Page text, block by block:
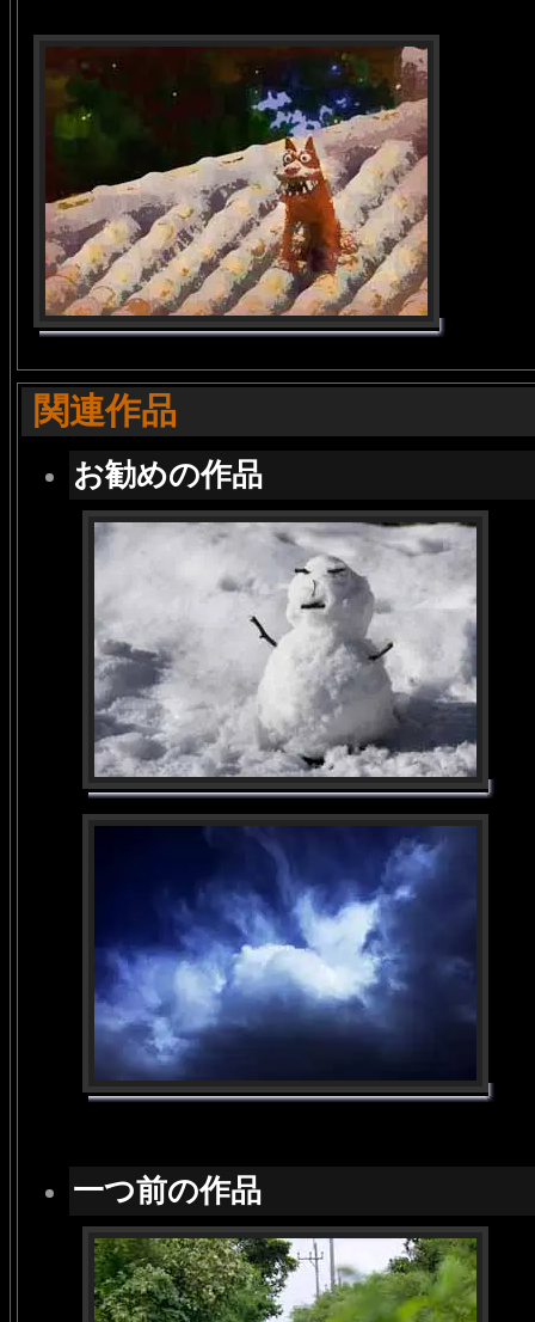
関連作品
お勧めの作品
一つ前の作品